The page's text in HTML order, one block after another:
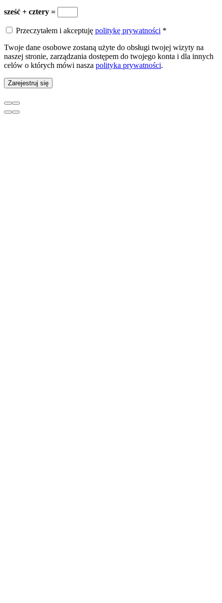
sześć + cztery =
Przeczytałem i akceptuję politykę prywatności *
Twoje dane osobowe zostaną użyte do obsługi twojej wizyty na
naszej stronie, zarządzania dostępem do twojego konta i dla innych
celów o których mówi nasza polityka prywatności.
Zarejestruj się